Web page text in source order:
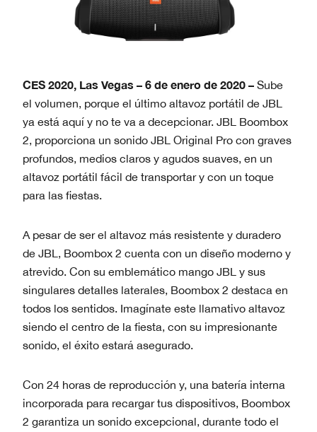
CES 2020, Las Vegas – 6 de enero de 2020 – Sube
el volumen, porque el último altavoz portátil de JBL
ya está aquí y no te va a decepcionar. JBL Boombox
2, proporciona un sonido JBL Original Pro con graves
profundos, medios claros y agudos suaves, en un
altavoz portátil fácil de transportar y con un toque
para las fiestas.
A pesar de ser el altavoz más resistente y duradero
de JBL, Boombox 2 cuenta con un diseño moderno y
atrevido. Con su emblemático mango JBL y sus
singulares detalles laterales, Boombox 2 destaca en
todos los sentidos. Imagínate este llamativo altavoz
siendo el centro de la fiesta, con su impresionante
sonido, el éxito estará asegurado.
Con 24 horas de reproducción y, una batería interna
incorporada para recargar tus dispositivos, Boombox
2 garantiza un sonido excepcional, durante todo el